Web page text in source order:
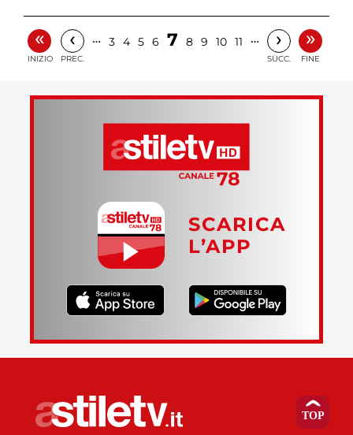
«
INIZIO
‹
PREC.
… 3 4 5 6 7 8 9 10 11 … ›
SUCC.
»
FINE
SCARICA
L’APP